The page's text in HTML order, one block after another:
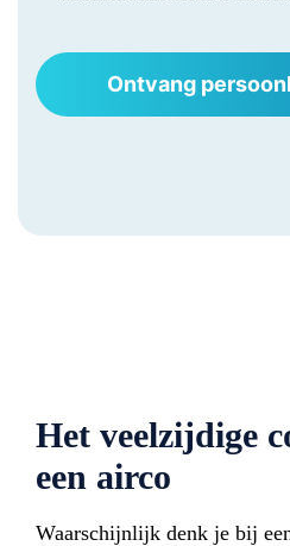
Ontvang
Het veelzijdige
een airco
Waarschijnlijk denk je bij